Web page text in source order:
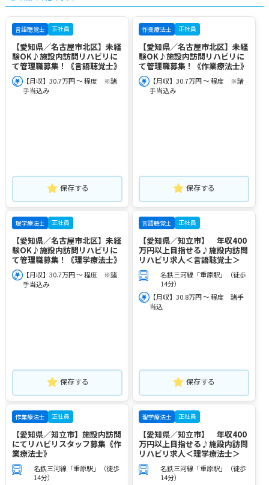
言語聴覚士 正社員
【愛知県／名古屋市北区】未経
験OK♪施設内訪問リハビリに
て管理職募集！《言語聴覚士》
【月収】30.7万円 ～ 程度 ※諸
手当込み
保存する
作業療法士 正社員
【愛知県／名古屋市北区】未経
験OK♪施設内訪問リハビリに
て管理職募集！《作業療法士》
【月収】30.7万円 ～ 程度 ※諸
手当込み
保存する
理学療法士 正社員
【愛知県／名古屋市北区】未経
験OK♪施設内訪問リハビリに
て管理職募集！《理学療法士》
【月収】30.7万円 ～ 程度 ※諸
手当込み
保存する
言語聴覚士 正社員
【愛知県／知立市】 年収400
万円以上目指せる♪施設内訪問
リハビリ求人＜言語聴覚士＞
名鉄三河線「重原駅」（徒歩
14分）
【月収】30.8万円 ～ 程度 諸手
当込
保存する
作業療法士 正社員
【愛知県／知立市】施設内訪問
にてリハビリスタッフ募集《作
業療法士》
名鉄三河線「重原駅」（徒歩
14分）
理学療法士 正社員
【愛知県／知立市】 年収400
万円以上目指せる♪施設内訪問
リハビリ求人＜理学療法士＞
名鉄三河線「重原駅」（徒歩
14分）